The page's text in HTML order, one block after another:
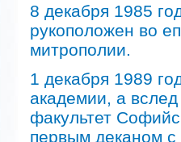
8 декабря 1985
рукоположен во
митрополии.
1 декабря 1989
академии, а
факультет
первым деканом с